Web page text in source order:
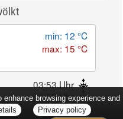
min: 12 °C
max: 15 °C
03:53 Uhr
18:59 Uhr
browsing experience and
Privacy policy